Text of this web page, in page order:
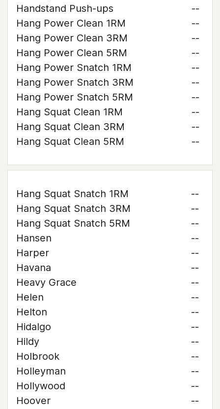
Handstand Push-ups
--
Hang Power Clean 1RM
--
Hang Power Clean 3RM
--
Hang Power Clean 5RM
--
Hang Power Snatch 1RM
--
Hang Power Snatch 3RM
--
Hang Power Snatch 5RM
--
Hang Squat Clean 1RM
--
Hang Squat Clean 3RM
--
Hang Squat Clean 5RM
--
Hang Squat Snatch 1RM
--
Hang Squat Snatch 3RM
--
Hang Squat Snatch 5RM
--
Hansen
--
Harper
--
Havana
--
Heavy Grace
--
Helen
--
Helton
--
Hidalgo
--
Hildy
--
Holbrook
--
Holleyman
--
Hollywood
--
Hoover
--